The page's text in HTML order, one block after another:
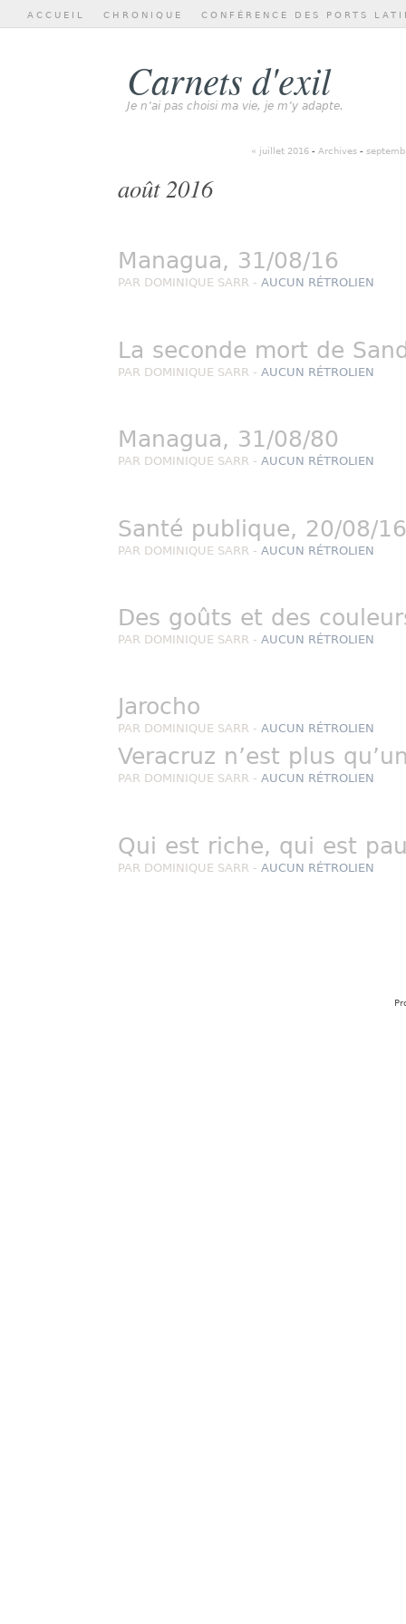
Carnets d'exil
Je n’ai pas choisi ma vie, je m’y adapte.
ACCUEIL CHRONIQUE CONFÉRENCE DES PORTS
« juillet 2016 - Archives -
août 2016
Managua, 31/08/16
PAR DOMINIQUE SARR - AUCUN RÉTROLIEN
La seconde mort de
PAR DOMINIQUE SARR - AUCUN RÉTROLIEN
Managua, 31/08/80
PAR DOMINIQUE SARR - AUCUN RÉTROLIEN
Santé publique, 20/08/16
PAR DOMINIQUE SARR - AUCUN RÉTROLIEN
Des goûts et des
PAR DOMINIQUE SARR - AUCUN RÉTROLIEN
Jarocho
PAR DOMINIQUE SARR - AUCUN RÉTROLIEN
Veracruz n’est plus
PAR DOMINIQUE SARR - AUCUN RÉTROLIEN
Qui est riche, qui est
PAR DOMINIQUE SARR - AUCUN RÉTROLIEN